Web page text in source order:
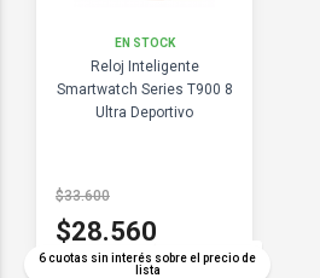
EN STOCK
Reloj Inteligente
Smartwatch Series T900 8
Ultra Deportivo
6 cuotas sin interés sobre el precio de
lista
$33.600
$28.560
COMPARAR